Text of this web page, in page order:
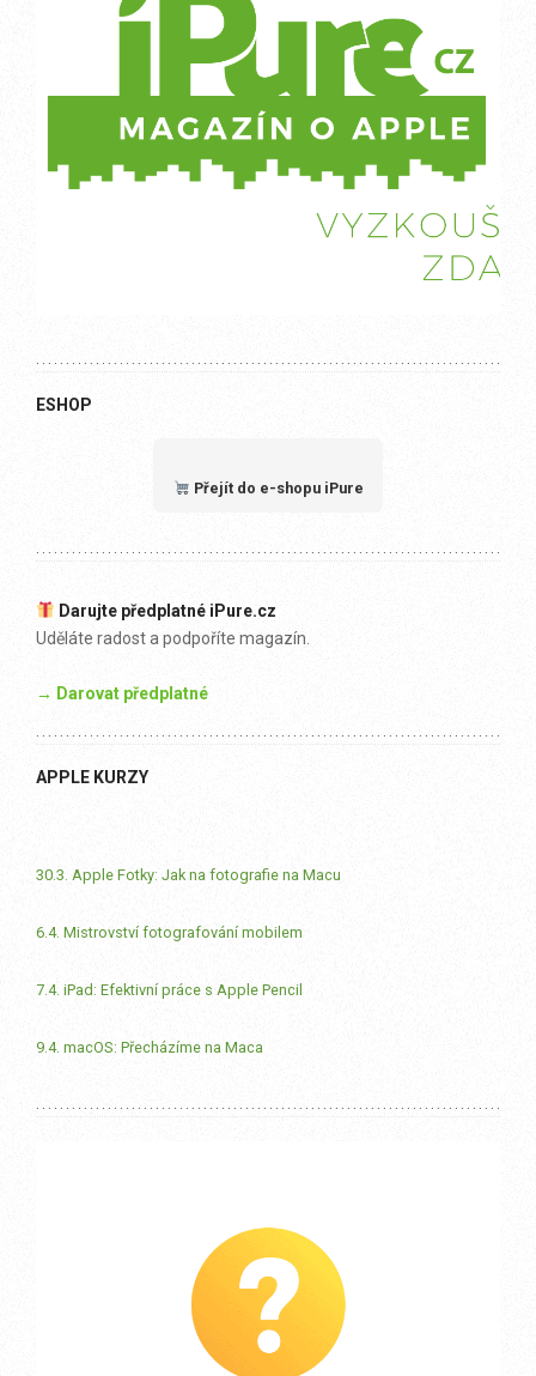
ESHOP
Přejít do e-shopu iPure
Darujte předplatné iPure.cz
Uděláte radost a podpoříte magazín.
→ Darovat předplatné
APPLE KURZY
30.3. Apple Fotky: Jak na fotografie na Macu
6.4. Mistrovství fotografování mobilem
7.4. iPad: Efektivní práce s Apple Pencil
9.4. macOS: Přecházíme na Maca